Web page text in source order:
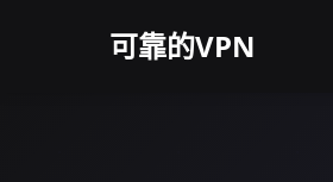
可靠的VPN